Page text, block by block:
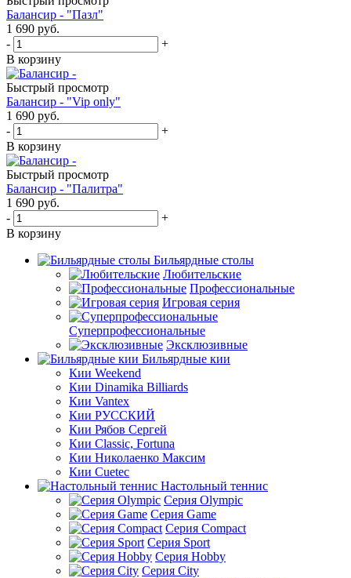
Балансир - "Пазл"
1 690 руб.
-
+
В корзину
Быстрый просмотр
Балансир - "Vip only"
1 690 руб.
-
+
В корзину
Быстрый просмотр
Балансир - "Палитра"
1 690 руб.
-
+
В корзину
Бильярдные столы
Любительские
Профессиональные
Игровая серия
Суперпрофессиональные
Эксклюзивные
Бильярдные кии
Кии Weekend
Кии Dinamika Billiards
Кии Vantex
Кии РУССКИЙ
Кии Рябов Сергей
Кии Classic, Fortuna
Кии Николаенко Максим
Кии Cuetec
Настольный теннис
Серия Olympic
Серия Game
Серия Compact
Серия Sport
Серия Hobby
Серия City